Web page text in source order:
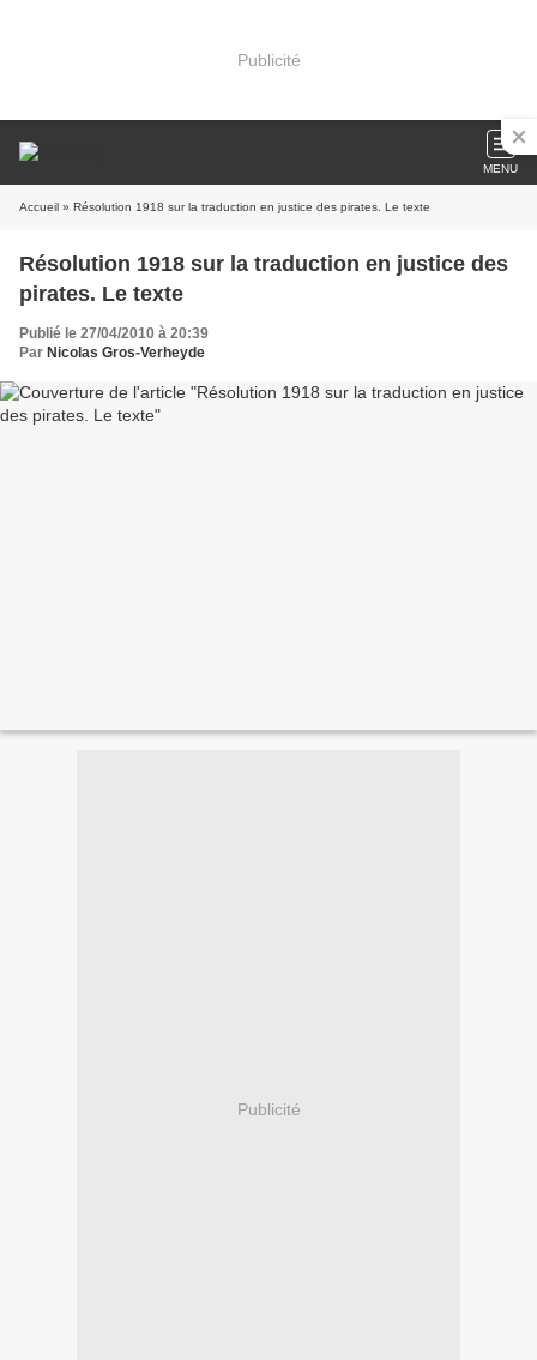
Publicité
MENU
Accueil » Résolution 1918 sur la traduction en justice des pirates. Le texte
Résolution 1918 sur la traduction en justice des
pirates. Le texte
Publié le 27/04/2010 à 20:39
Par Nicolas Gros-Verheyde
Publicité